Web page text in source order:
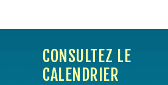
CONSULTEZ LE
CALENDRIER